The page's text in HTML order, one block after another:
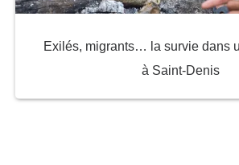
Exilés, migrants… la survie dans
à Saint-Denis